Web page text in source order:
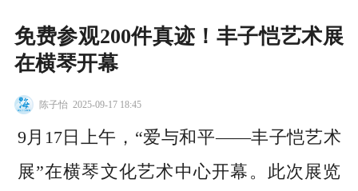
免费参观200件真迹！丰子恺艺术展
在横琴开幕
陈子怡 2025-09-17 18:45
9月17日上午，“爱与和平——丰子恺艺术
展”在横琴文化艺术中心开幕。此次展览